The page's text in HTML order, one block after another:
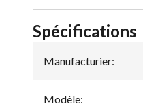
Spécifications
Manufacturier:
Modèle: